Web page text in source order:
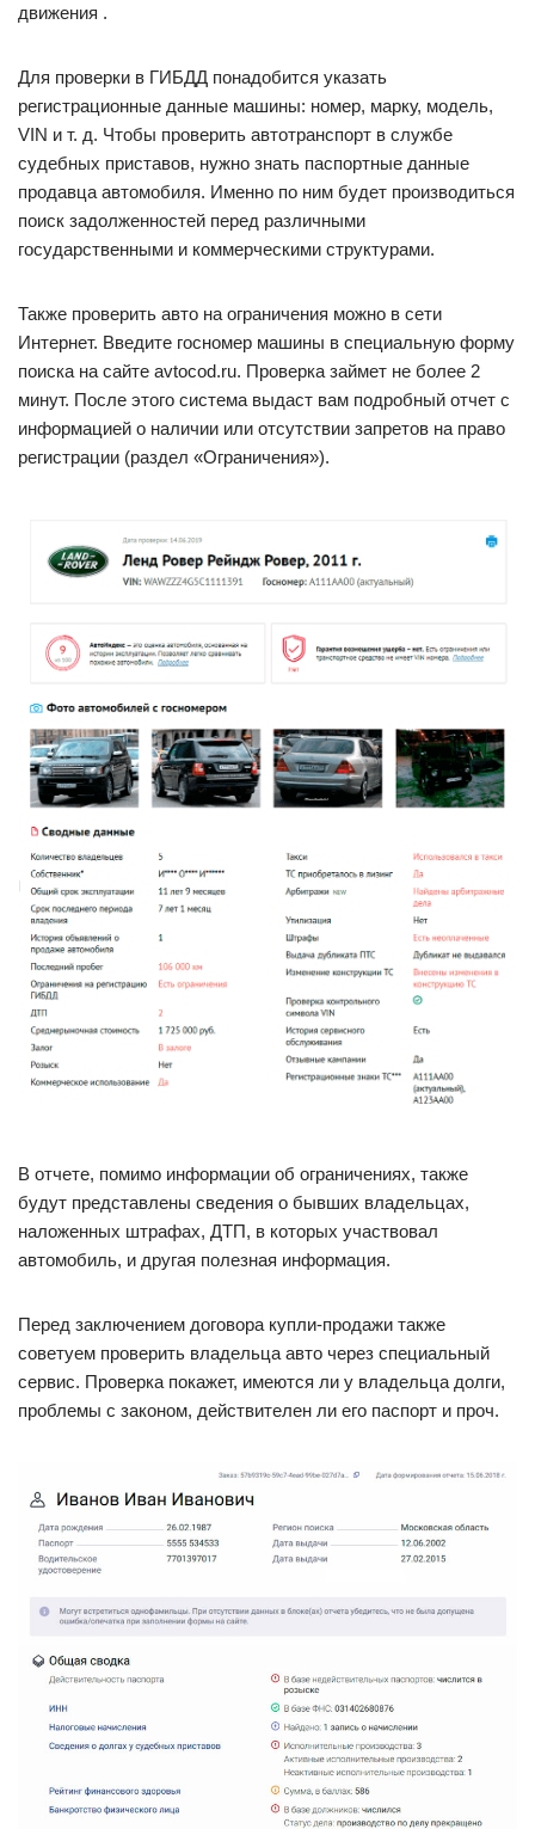
движения .
Для проверки в ГИБДД понадобится указать
регистрационные данные машины: номер, марку, модель,
VIN и т. д. Чтобы проверить автотранспорт в службе
судебных приставов, нужно знать паспортные данные
продавца автомобиля. Именно по ним будет производиться
поиск задолженностей перед различными
государственными и коммерческими структурами.
Также проверить авто на ограничения можно в сети
Интернет. Введите госномер машины в специальную форму
поиска на сайте avtocod.ru. Проверка займет не более 2
минут. После этого система выдаст вам подробный отчет с
информацией о наличии или отсутствии запретов на право
регистрации (раздел «Ограничения»).
В отчете, помимо информации об ограничениях, также
будут представлены сведения о бывших владельцах,
наложенных штрафах, ДТП, в которых участвовал
автомобиль, и другая полезная информация.
Перед заключением договора купли-продажи также
советуем проверить владельца авто через специальный
сервис. Проверка покажет, имеются ли у владельца долги,
проблемы с законом, действителен ли его паспорт и проч.